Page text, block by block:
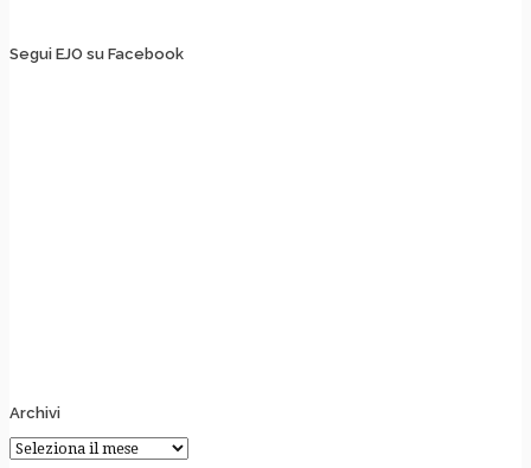
Segui EJO su Facebook
Archivi
Archivi